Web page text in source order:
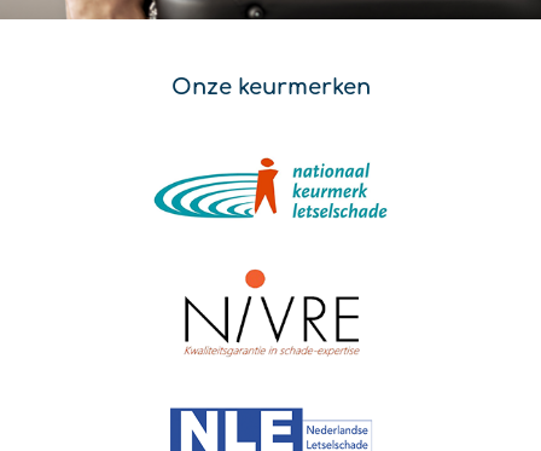
Onze keurmerken